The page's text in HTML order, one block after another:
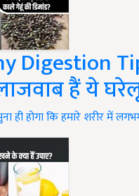
Digestion
हैं ये
ही होगा कि हमारे शरीर में